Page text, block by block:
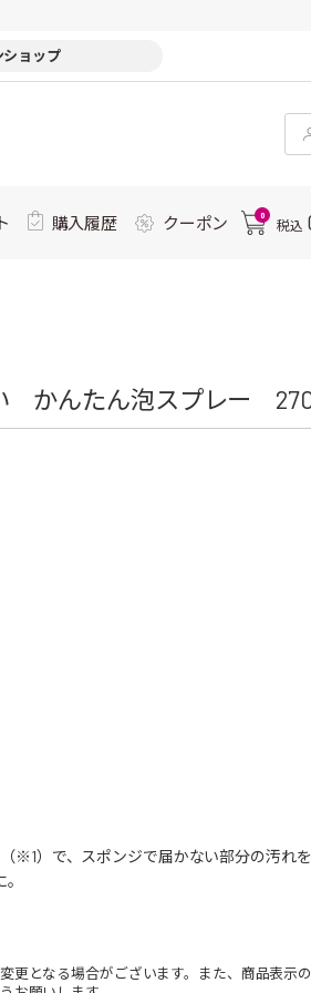
ショップ
購入履歴 クーポン 0
税込
かんたん泡スプレー
※1）で、スポンジで届かない部分の汚れ
となる場合がございます。また、商品表示